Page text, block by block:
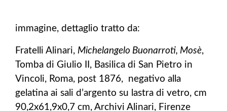
immagine, dettaglio tratto da:
Fratelli Alinari, Michelangelo Buonarroti, Mosè,
Tomba di Giulio II, Basilica di San Pietro in
Vincoli, Roma, post 1876, negativo alla
gelatina ai sali d’argento su lastra di vetro, cm
90,2x61,9x0,7 cm, Archivi Alinari, Firenze